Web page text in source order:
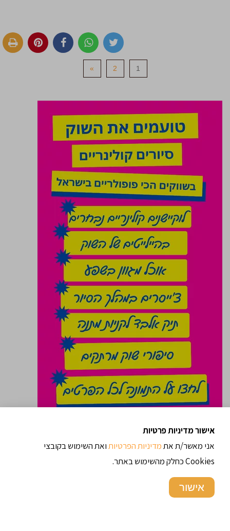
1
2
»
אישור מדיניות פרטיות
אני מאשר/ת אתמדיניות הפרטיותואת השימוש בקובצי
Cookies כחלק מהשימוש באתר.
אישור